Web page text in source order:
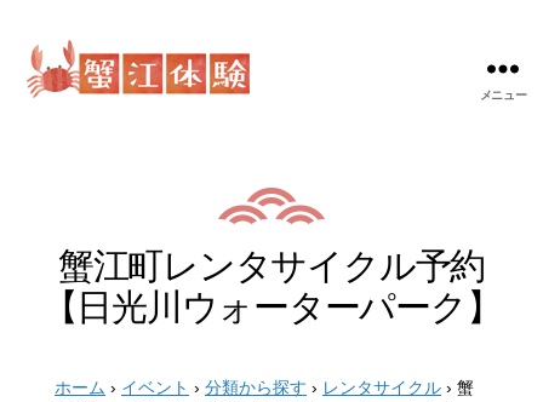
メニュー
蟹江町レンタサイクル予約
【日光川ウォーターパーク】
ホーム › イベント › 分類から探す › レンタサイクル › 蟹